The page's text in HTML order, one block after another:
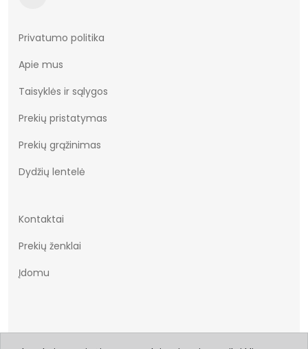
Privatumo politika
Apie mus
Taisyklės ir sąlygos
Prekių pristatymas
Prekių grąžinimas
Dydžių lentelė
Kontaktai
Prekių ženklai
Įdomu